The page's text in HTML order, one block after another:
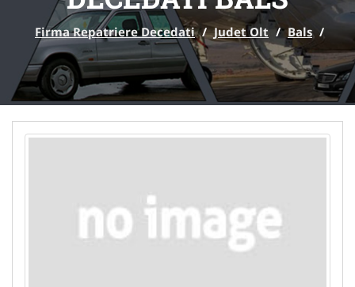
Firma Repatriere Decedati / Judet Olt / Bals /